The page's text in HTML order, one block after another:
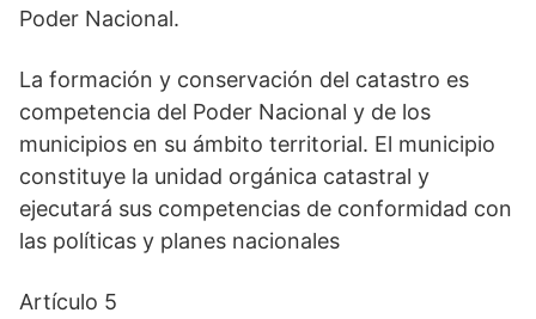
Poder Nacional.
La formación y conservación del catastro es
competencia del Poder Nacional y de los
municipios en su ámbito territorial. El municipio
constituye la unidad orgánica catastral y
ejecutará sus competencias de conformidad con
las políticas y planes nacionales
Artículo 5